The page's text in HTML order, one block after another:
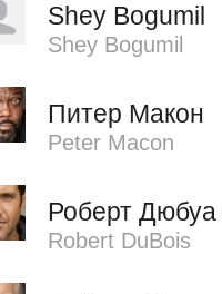
Shey Bogumil
Shey Bogumil
Питер Макон
Peter Macon
Роберт Дюбуа
Robert DuBois